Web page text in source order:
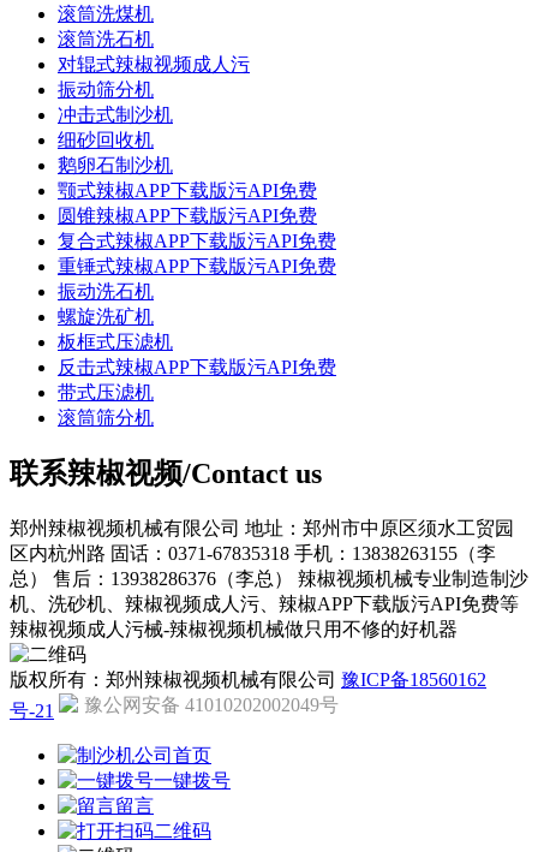
滚筒洗煤机
滚筒洗石机
对辊式辣椒视频成人污
振动筛分机
冲击式制沙机
细砂回收机
鹅卵石制沙机
颚式辣椒APP下载版污API免费
圆锥辣椒APP下载版污API免费
复合式辣椒APP下载版污API免费
重锤式辣椒APP下载版污API免费
振动洗石机
螺旋洗矿机
板框式压滤机
反击式辣椒APP下载版污API免费
带式压滤机
滚筒筛分机
联系辣椒视频/Contact us
郑州辣椒视频机械有限公司 地址：郑州市中原区须水工贸园
区内杭州路 固话：0371-67835318 手机：13838263155（李
总） 售后：13938286376（李总）
辣椒视频机械专业制造制沙
机、洗砂机、辣椒视频成人污、辣椒APP下载版污API免费等
辣椒视频成人污械-辣椒视频机械做只用不修的好机器
版权所有：郑州辣椒视频机械有限公司 豫ICP备18560162
号-21
豫公网安备 41010202002049号
公司首页
一键拨号
留言
二维码